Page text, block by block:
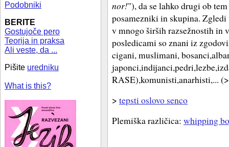
Podobniki
BERITE
Gostujoče pero
Teorija in praksa
Ali veste, da ...
Pišite uredniku
What is this?
nor!"), da se lahko drugi ob
posamezniki in skupina.
v mnogo širših razsežnostih in
posledicami so znani iz
cigani, muslimani,
RASE),komunisti,anarhisti,...
> tepsti oslovo senco
Plemiška različica: whipping